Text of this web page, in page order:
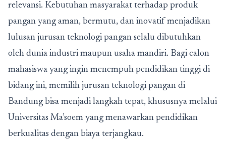
relevansi. Kebutuhan masyarakat terhadap produk
pangan yang aman, bermutu, dan inovatif menjadikan
lulusan jurusan teknologi pangan selalu dibutuhkan
oleh dunia industri maupun usaha mandiri. Bagi calon
mahasiswa yang ingin menempuh pendidikan tinggi di
bidang ini, memilih jurusan teknologi pangan di
Bandung bisa menjadi langkah tepat, khususnya melalui
Universitas Ma’soem yang menawarkan pendidikan
berkualitas dengan biaya terjangkau.